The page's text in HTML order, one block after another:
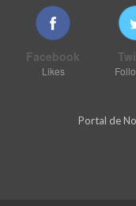
Facebook
Likes
Portal de